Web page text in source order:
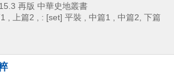
再版 中華史地叢書
, 上篇2 , : [set] 平裝 , 中篇1 , 中篇2, 下篇